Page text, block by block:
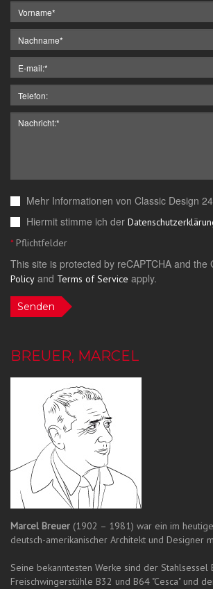
Mehr Informationen von Classic Design
Hiermit stimme ich der
*Pflichtfelder
This site is protected by reCAPTCHA and the
Policy and Terms of Service apply.
Senden
BREUER, MARCEL
Marcel Breuer (1902 – 1981) war ein im
deutsch-amerikanischer Architekt und Designer
Seine bekanntesten Werke sind der Stahlsessel
Freischwingerstühle B32 und B64 "Cesca" und